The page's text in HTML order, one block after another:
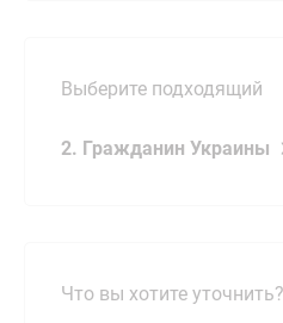
Выберите подходящий
2. Гражданин Украины
Что вы хотите уточнить?